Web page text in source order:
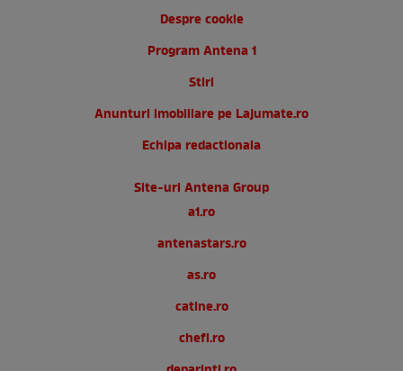
Despre cookie
Program Antena 1
Stiri
Anunturi imobiliare pe Lajumate.ro
Echipa redactionala
Site-uri Antena Group
a1.ro
antenastars.ro
as.ro
catine.ro
chefi.ro